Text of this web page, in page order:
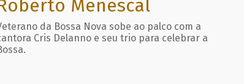
Menescal
da Bossa Nova sobe ao palco com a
Cris Delanno e seu trio para celebrar a